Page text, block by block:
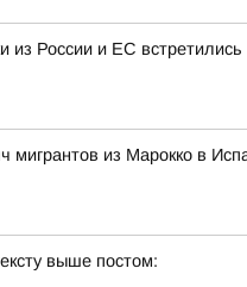
из России и ЕС
мигрантов из Марокко в
выше постом: